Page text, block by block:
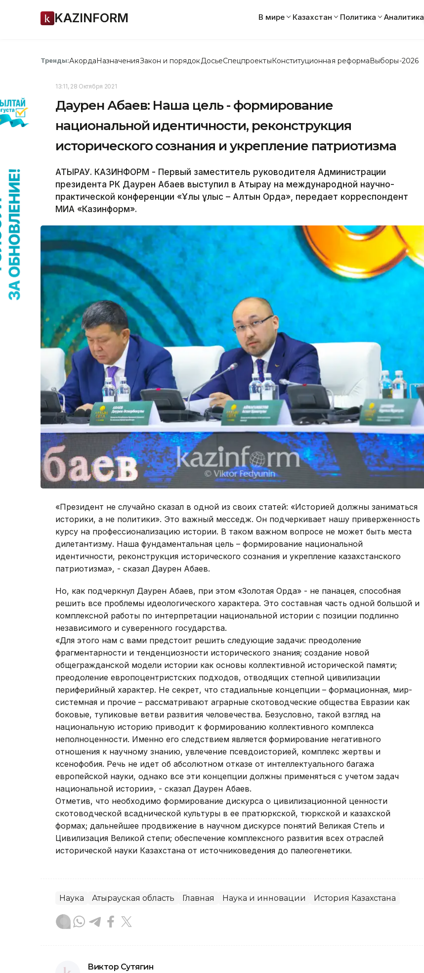
KAZINFORM В мире Казахстан Политика Аналитика
Тренды:АкордаНазначенияЗакон и порядок ДосьеСпецпроектыКонституционная реформаВыборы-2026
13:11, 28 Октября 2021
Даурен Абаев: Наша цель - формирование
национальной идентичности, реконструкция
исторического сознания и укрепление патриотизма
АТЫРАУ. КАЗИНФОРМ - Первый заместитель руководителя Администрации
президента РК Даурен Абаев выступил в Атырау на международной научно-
практической конференции «Ұлық ұлыс – Алтын Орда», передает корреспондент
МИА «Казинформ».
«Президент не случайно сказал в одной из своих статей: «Историей должны заниматься
историки, а не политики». Это важный месседж. Он подчеркивает нашу приверженность
курсу на профессионализацию истории. В таком важном вопросе не может быть места
дилетантизму. Наша фундаментальная цель – формирование национальной
идентичности, реконструкция исторического сознания и укрепление казахстанского
патриотизма», - сказал Даурен Абаев.
Но, как подчеркнул Даурен Абаев, при этом «Золотая Орда» - не панацея, способная
решить все проблемы идеологического характера. Это составная часть одной большой и
комплексной работы по интерпретации национальной истории с позиции подлинно
независимого и суверенного государства.
«Для этого нам с вами предстоит решить следующие задачи: преодоление
фрагментарности и тенденциозности исторического знания; создание новой
общегражданской модели истории как основы коллективной исторической памяти;
преодоление европоцентристских подходов, отводящих степной цивилизации
периферийный характер. Не секрет, что стадиальные концепции – формационная, мир-
системная и прочие – рассматривают аграрные скотоводческие общества Евразии как
боковые, тупиковые ветви развития человечества. Безусловно, такой взгляд на
национальную историю приводит к формированию коллективного комплекса
неполноценности. Именно его следствием является формирование негативного
отношения к научному знанию, увлечение псевдоисторией, комплекс жертвы и
ксенофобия. Речь не идет об абсолютном отказе от интеллектуального багажа
европейской науки, однако все эти концепции должны применяться с учетом задач
национальной истории», - сказал Даурен Абаев.
Отметив, что необходимо формирование дискурса о цивилизационной ценности
скотоводческой всаднической культуры в ее пратюркской, тюркской и казахской
формах; дальнейшее продвижение в научном дискурсе понятий Великая Степь и
Цивилизация Великой степи; обеспечение комплексного развития всех отраслей
исторической науки Казахстана от источниковедения до палеогенетики.
Наука Атырауская область Главная Наука и инновации История Казахстана
Виктор Сутягин